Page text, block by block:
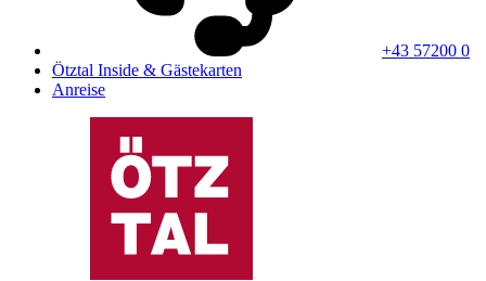
+43 57200 0
Ötztal Inside & Gästekarten
Anreise